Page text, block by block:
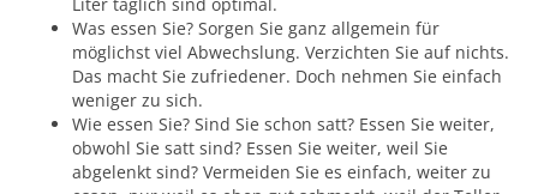
Was essen Sie? Sorgen Sie ganz allgemein für
möglichst viel Abwechslung. Verzichten Sie auf nichts.
Das macht Sie zufriedener. Doch nehmen Sie einfach
weniger zu sich.
Wie essen Sie? Sind Sie schon satt? Essen Sie weiter,
obwohl Sie satt sind? Essen Sie weiter, weil Sie
abgelenkt sind? Vermeiden Sie es einfach, weiter zu